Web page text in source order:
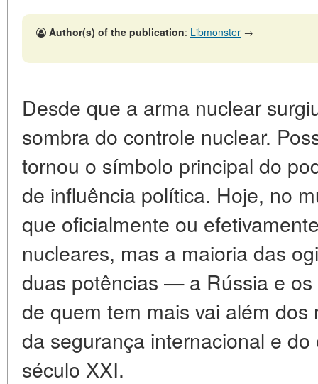
Author(s) of the publication: Libmonster →
Desde que a arma nuclear
sombra do controle nuclear.
tornou o símbolo principal do
de influência política. Hoje, no
que oficialmente ou
nucleares, mas a maioria das
duas potências — a Rússia e
de quem tem mais vai além
da segurança internacional e
século XXI.